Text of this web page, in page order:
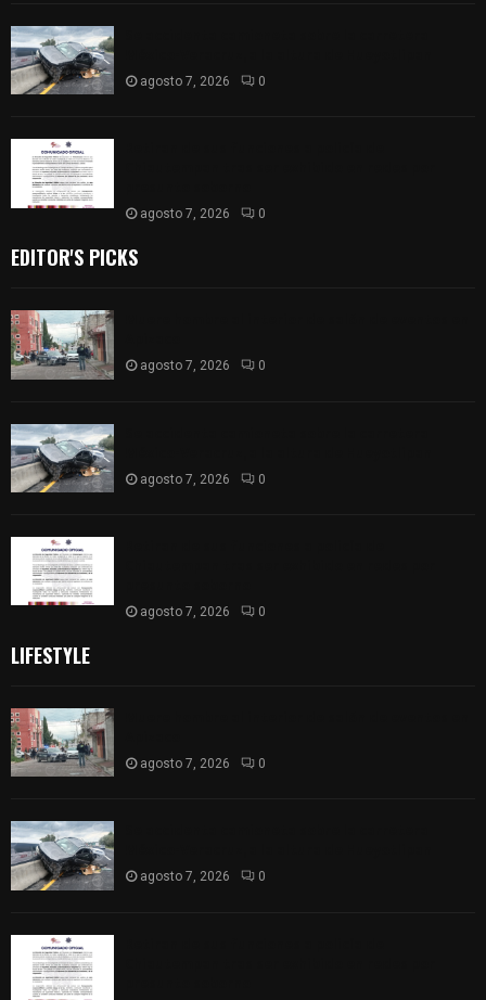
agosto 7, 2026 0
agosto 7, 2026 0
EDITOR'S PICKS
agosto 7, 2026 0
agosto 7, 2026 0
agosto 7, 2026 0
LIFESTYLE
agosto 7, 2026 0
agosto 7, 2026 0